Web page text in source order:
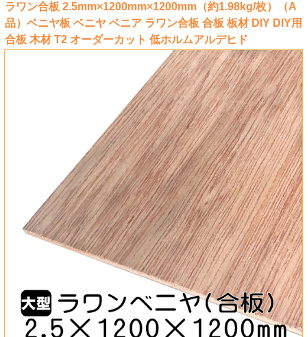
ラワン合板 2.5mm×1200mm×1200mm（約1.98kg/枚）（A
品）ベニヤ板 ベニヤ ベニア ラワン合板 合板 板材 DIY DIY用
合板 木材 T2 オーダーカット 低ホルムアルデヒド